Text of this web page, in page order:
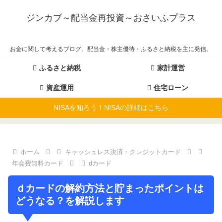
ジンカブ～配当金再投資～おさいふプラス
お金に関して考えるブログ。配当金・株主優待・ふるさと納税を主に発信。
ふるさと納税 家計運営
資産運用 住宅ローン
NISAを知ろう！NISAの詳細はこちら
ホーム
キャッシュレス決済・クレジットカード
年会費無料カード
dカード
ｄカードの解約方法と貯まったポイントは
どうなる？を解説します